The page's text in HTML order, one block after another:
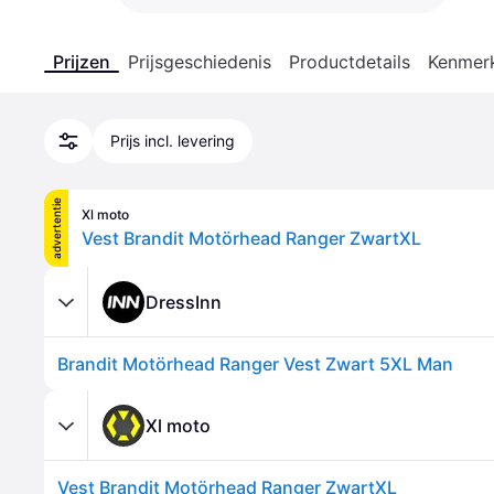
Prijzen Prijsgeschiedenis Productdetails
Prijs incl. levering
advertentie Xl moto
Vest Brandit Motörhead Ranger ZwartXL
DressInn
Brandit Motörhead Ranger Vest Zwart 5XL Man
Xl moto
Vest Brandit Motörhead Ranger ZwartXL